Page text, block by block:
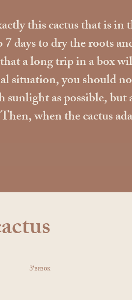
this cactus that is
days to dry the roots
a long trip in a box
situation, you should
sunlight as possible,
when the cactus
З'вязок